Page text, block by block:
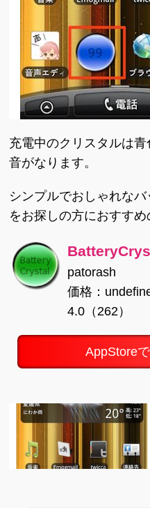
充電中のクリスタルは
音がなります。
シンプルでおしゃれな
をお探しの方におすすめ
patorash
価格：
4.0（262）
AppStore